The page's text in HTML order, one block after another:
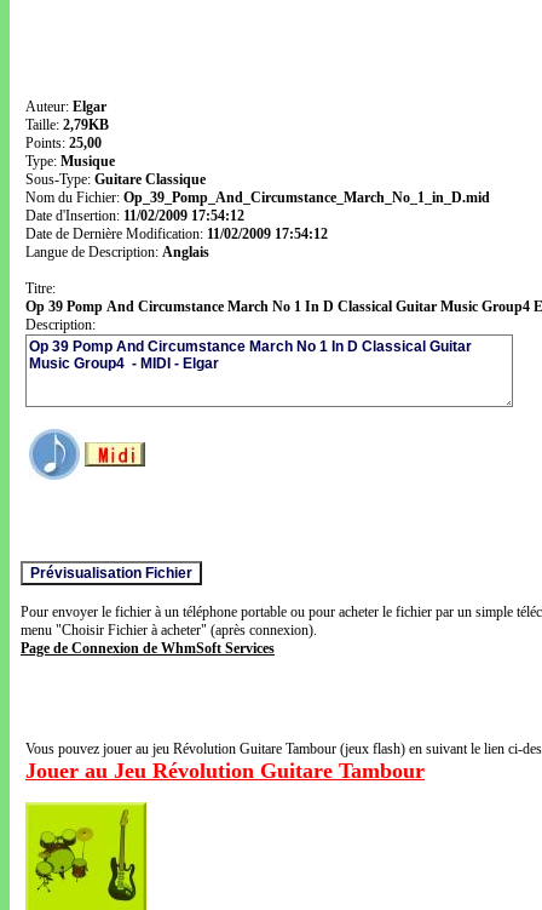
Auteur: Elgar
Taille: 2,79KB
Points: 25,00
Type: Musique
Sous-Type: Guitare Classique
Nom du Fichier: Op_39_Pomp_And_Circumstance_March_No_1_in_D.mid
Date d'Insertion: 11/02/2009 17:54:12
Date de Dernière Modification: 11/02/2009 17:54:12
Langue de Description: Anglais
Titre:
Op 39 Pomp And Circumstance March No 1 In D Classical Guitar Music Group4
Description:
Pour envoyer le fichier à un téléphone portable ou pour acheter le fichier par un simple
menu "Choisir Fichier à acheter" (après connexion).
Page de Connexion de WhmSoft Services
Vous pouvez jouer au jeu Révolution Guitare Tambour (jeux flash) en suivant le lien ci-
Jouer au Jeu Révolution Guitare Tambour